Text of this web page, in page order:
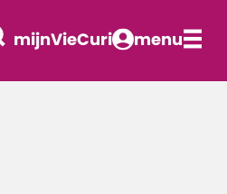
mijnVieCuri menu